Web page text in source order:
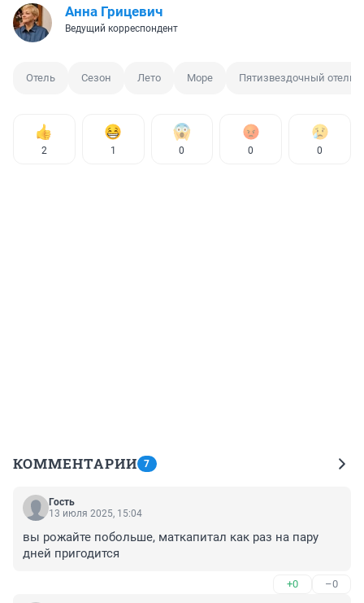
Анна Грицевич
Ведущий корреспондент
Отель Сезон Лето Море Пятизвездочный отель
2 1 0 0 0
КОММЕНТАРИИ 7
Гость
13 июля 2025, 15:04
вы рожайте побольше, маткапитал как раз на пару
дней пригодится
+0 –0